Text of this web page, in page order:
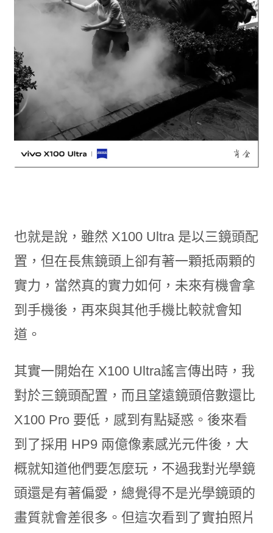
也就是說，雖然 X100 Ultra 是以三鏡頭配
置，但在長焦鏡頭上卻有著一顆抵兩顆的
實力，當然真的實力如何，未來有機會拿
到手機後，再來與其他手機比較就會知
道。
其實一開始在 X100 Ultra謠言傳出時，我
對於三鏡頭配置，而且望遠鏡頭倍數還比
X100 Pro 要低，感到有點疑惑。後來看
到了採用 HP9 兩億像素感光元件後，大
概就知道他們要怎麼玩，不過我對光學鏡
頭還是有著偏愛，總覺得不是光學鏡頭的
畫質就會差很多。但這次看到了實拍照片